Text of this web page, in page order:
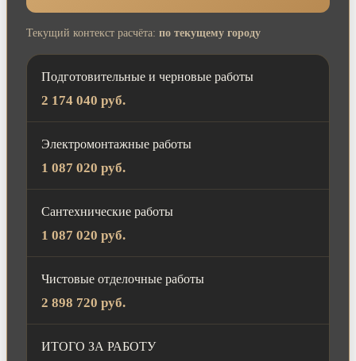
Текущий контекст расчёта: по текущему городу
Подготовительные и черновые работы
2 174 040 руб.
Электромонтажные работы
1 087 020 руб.
Сантехнические работы
1 087 020 руб.
Чистовые отделочные работы
2 898 720 руб.
ИТОГО ЗА РАБОТУ